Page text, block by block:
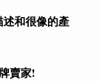
和很像的產
賣家!